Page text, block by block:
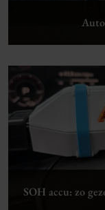
SOH accu: zo